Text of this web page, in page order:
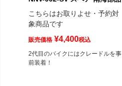
こちらはお取りよせ・予約対
象商品です
販売価格 ¥4,400税込
2代目のバイクにはクレードルを事
前装着！